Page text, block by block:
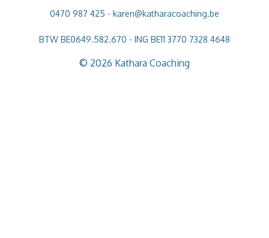
0470 987 425 - karen@katharacoaching.be
BTW BE0649.582.670 - ING BE11 3770 7328 4648
© 2026 Kathara Coaching